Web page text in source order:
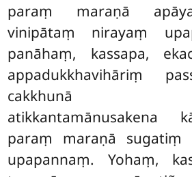
paraṃ maraṇā
vinipātaṃ nirayaṃ
panāhaṃ, kassapa,
appadukkhavihāriṃ
cakkhunā
atikkantamānusakena
paraṃ maraṇā sugatiṃ
upapannaṃ. Yohaṃ,